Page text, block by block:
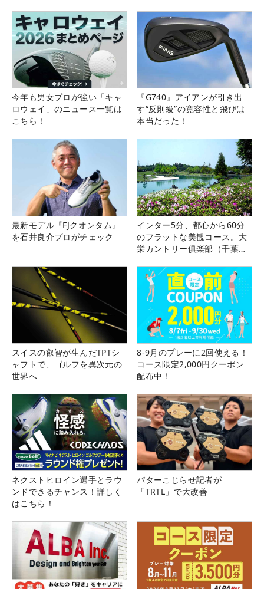
今年も男女プロが強い「キャ
ロウェイ」のニュース一覧は
こちら！
『G740』アイアンが引き出
す“反則級”の寛容性と飛びは
本当だった！
最新モデル『FJクオンタム』
を石井良介プロがチェック
インター5分、都心から60分
のフラットな美観コース。大
栄カントリー俱楽部（千葉
スイスの叡智が生んだTPTシ
ャフトで、ゴルフを異次元の
世界へ
8-9月のプレーに2回使える！
コース限定2,000円クーポン
配布中！
ネクストヒロイン選手とラウ
ンドできるチャンス！詳しく
はこちら！
パターこじらせ記者が
「TRTL」で大改善